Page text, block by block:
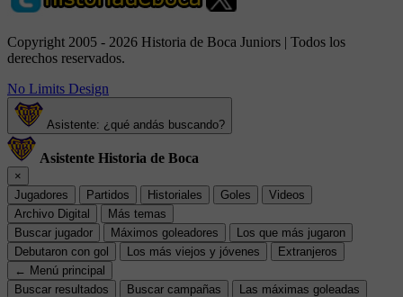
Copyright 2005 - 2026 Historia de Boca Juniors | Todos los
derechos reservados.
No Limits Design
Asistente: ¿qué andás buscando?
Asistente Historia de Boca
×
Jugadores
Partidos Historiales Goles
Videos
Archivo Digital
Más temas
Buscar jugador
Máximos goleadores
Los que más jugaron
Debutaron con gol
Los más viejos y jóvenes
Extranjeros
← Menú principal
Buscar resultados
Buscar campañas
Las máximas goleadas